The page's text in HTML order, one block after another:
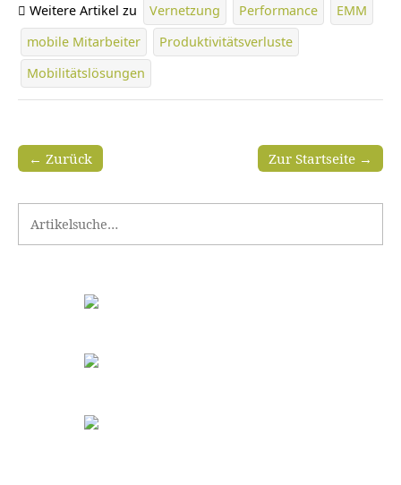
Weitere Artikel zu Vernetzung Performance
EMM
mobile Mitarbeiter
Produktivitätsverluste
Mobilitätslösungen
Zur Startseite →
← Zurück